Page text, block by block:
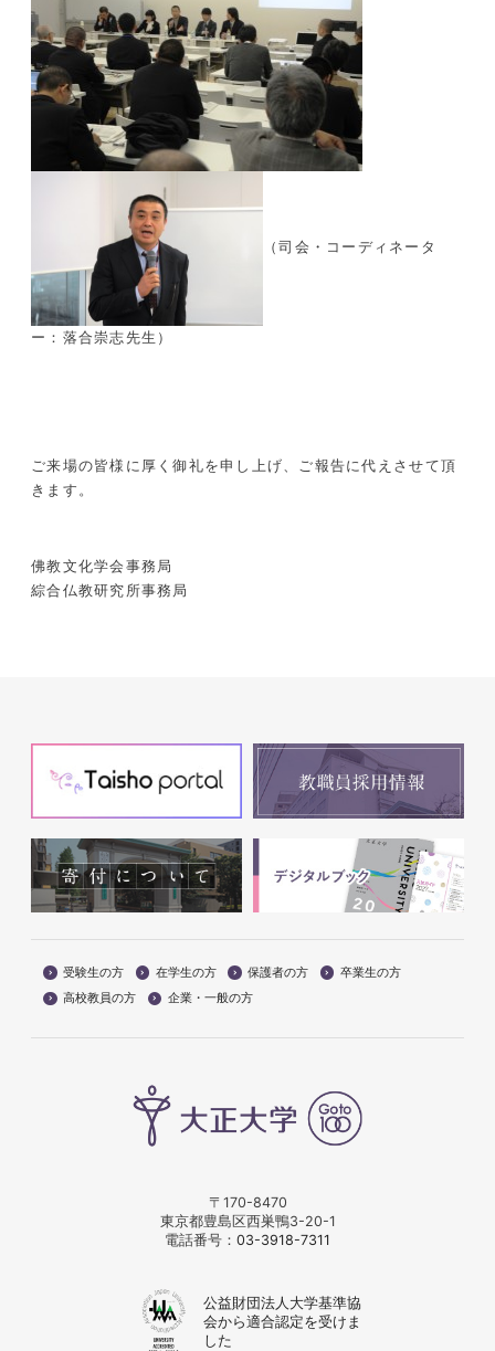
（司会・コーディネータ
ー：落合崇志先生）
ご来場の皆様に厚く御礼を申し上げ、ご報告に代えさせて頂
きます。
佛教文化学会事務局
綜合仏教研究所事務局
受験生の方 在学生の方 保護者の方
卒業生の方
高校教員の方
企業・一般の方
〒170-8470
東京都豊島区西巣鴨3-20-1
電話番号： 03-3918-7311
公益財団法人大学基準協
会から適合認定を受けま
した